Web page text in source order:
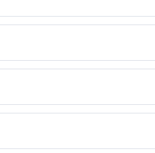
LAVANDULA HYBRIDA GROSSO HERB OIL,